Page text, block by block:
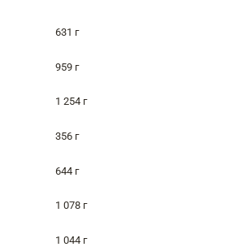
631 г
959 г
1 254 г
356 г
644 г
1 078 г
1 044 г